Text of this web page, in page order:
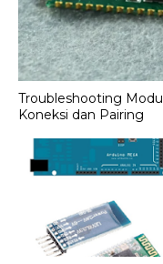
Troubleshooting
Koneksi dan Pairing